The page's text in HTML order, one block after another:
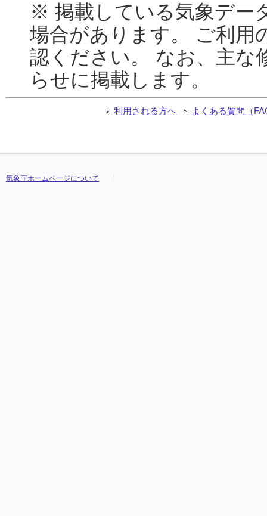
※ 掲載している気象デー
場合があります。 ご利用
認ください。 なお、主な
らせに掲載します。
利用される方へ よくある質問（
気象庁ホームページについて